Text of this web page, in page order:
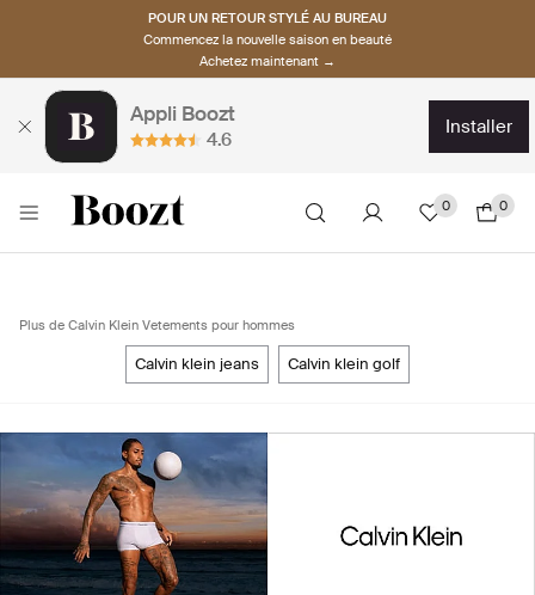
POUR UN RETOUR STYLÉ AU BUREAU
Commencez la nouvelle saison en beauté
Achetez maintenant →
Appli Boozt
4.6
installer
0 0
Plus de Calvin Klein Vetements pour hommes
calvin klein jeans calvin klein golf